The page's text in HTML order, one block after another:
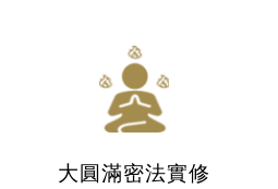
大圓滿密法實修